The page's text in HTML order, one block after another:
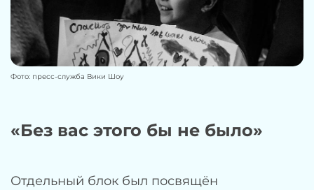
Фото: пресс-служба Вики Шоу
«Без вас этого бы не было»
Отдельный блок был посвящён